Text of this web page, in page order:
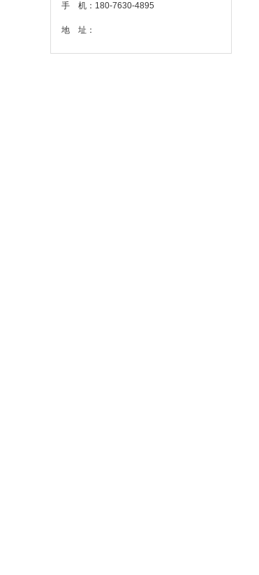
手 机：180-7630-4895
地 址：